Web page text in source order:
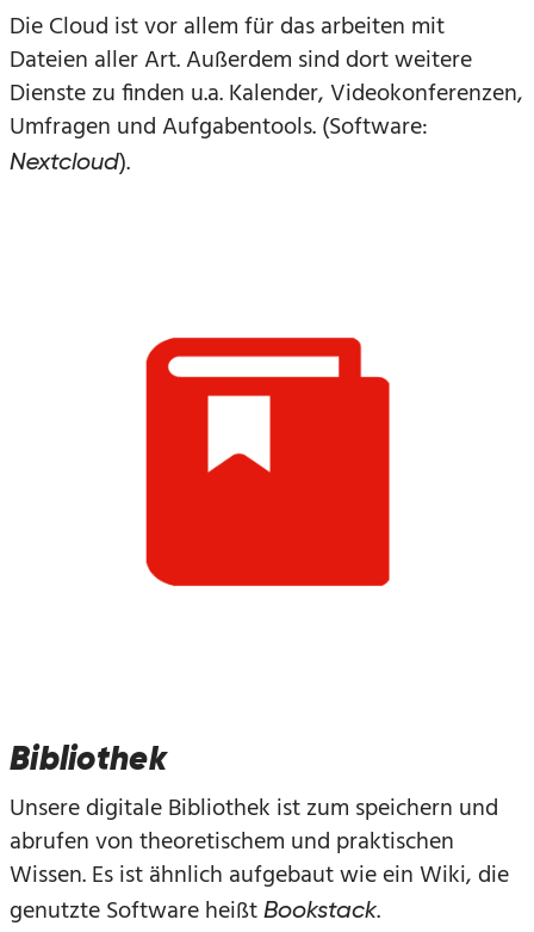
Die Cloud ist vor allem für das arbeiten mit
Dateien aller Art. Außerdem sind dort weitere
Dienste zu finden u.a. Kalender, Videokonferenzen,
Umfragen und Aufgabentools. (Software:
Nextcloud).
Bibliothek
Unsere digitale Bibliothek ist zum speichern und
abrufen von theoretischem und praktischen
Wissen. Es ist ähnlich aufgebaut wie ein Wiki, die
genutzte Software heißt Bookstack.